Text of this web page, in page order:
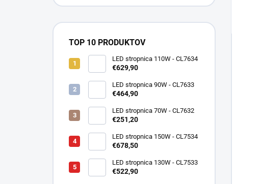
TOP 10 PRODUKTOV
LED stropnica 110W - CL7634
€629,90
LED stropnica 90W - CL7633
€464,90
LED stropnica 70W - CL7632
€251,20
LED stropnica 150W - CL7534
€678,50
LED stropnica 130W - CL7533
€522,90